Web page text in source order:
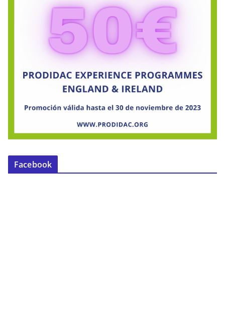
Facebook